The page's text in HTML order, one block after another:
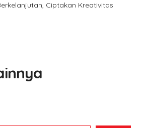
Ciptakan Kreativitas